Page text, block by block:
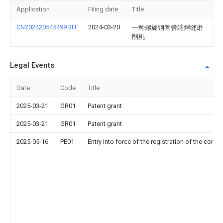
Application Filing date Title
CN202420545499.3U 2024-03-20
一种螺旋钢管管端焊缝磨
削机
Legal Events
Date Code Title
2025-03-21 GR01 Patent grant
2025-03-21 GR01 Patent grant
2025-05-16 PE01 Entry into force of the registration of the